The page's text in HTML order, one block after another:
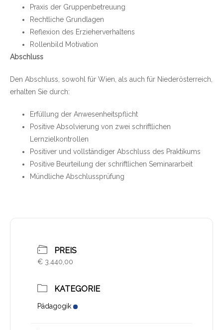
Praxis der Gruppenbetreuung
Rechtliche Grundlagen
Reflexion des Erzieherverhaltens
Rollenbild Motivation
Abschluss
Den Abschluss, sowohl für Wien, als auch für Niederösterreich,
erhalten Sie durch:
Erfüllung der Anwesenheitspflicht
Positive Absolvierung von zwei schriftlichen
Lernzielkontrollen
Positiver und vollständiger Abschluss des Praktikums
Positive Beurteilung der schriftlichen Seminararbeit
Mündliche Abschlussprüfung
PREIS
€ 3.440,00
KATEGORIE
Pädagogik